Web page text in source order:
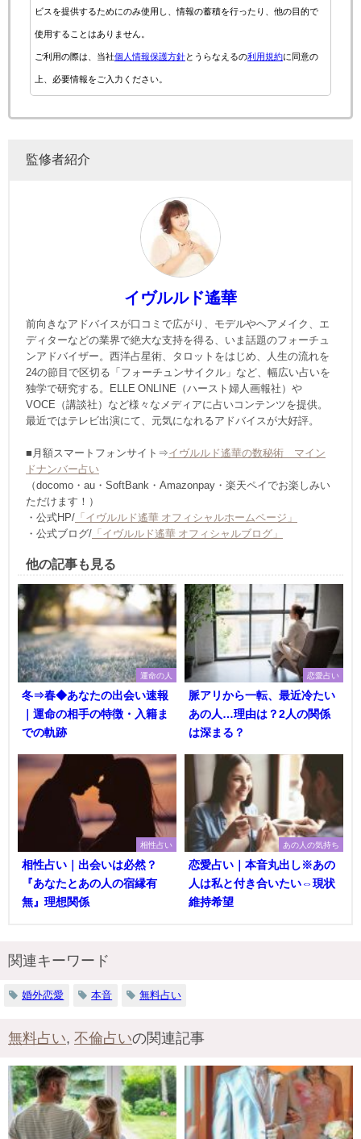
ビスを提供するためにのみ使用し、情報の蓄積を行ったり、他の目的で
使用することはありません。
ご利用の際は、当社個人情報保護方針とうらなえるの利用規約に同意の
上、必要情報をご入力ください。
監修者紹介
イヴルルド遙華
前向きなアドバイスが口コミで広がり、モデルやヘアメイク、エ
ディターなどの業界で絶大な支持を得る、いま話題のフォーチュ
ンアドバイザー。西洋占星術、タロットをはじめ、人生の流れを
24の節目で区切る「フォーチュンサイクル」など、幅広い占いを
独学で研究する。ELLE ONLINE（ハースト婦人画報社）や
VOCE（講談社）など様々なメディアに占いコンテンツを提供。
最近ではテレビ出演にて、元気になれるアドバイスが大好評。
■月額スマートフォンサイト⇒イヴルルド遙華の数秘術 マイン
ドナンバー占い
（docomo・au・SoftBank・Amazonpay・楽天ペイでお楽しみい
ただけます！）
・公式HP/ 「イヴルルド遙華 オフィシャルホームページ」
・公式ブログ/ 「イヴルルド遙華 オフィシャルブログ」
他の記事も見る
運命の人
冬⇒春◆あなたの出会い速報
｜運命の相手の特徴・入籍ま
での軌跡
恋愛占い
脈アリから一転、最近冷たい
あの人…理由は？2人の関係
は深まる？
相性占い
相性占い｜出会いは必然？
『あなたとあの人の宿縁有
無』理想関係
あの人の気持ち
恋愛占い｜本音丸出し※あの
人は私と付き合いたい⇔現状
維持希望
関連キーワード
婚外恋愛 本音 無料占い
無料占い, 不倫占いの関連記事